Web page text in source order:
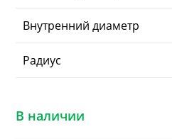
Внутренний диаметр
Радиус
В наличии